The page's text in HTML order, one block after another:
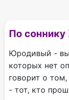
По
Юродивый -
которых нет
говорит о
- тот, кто